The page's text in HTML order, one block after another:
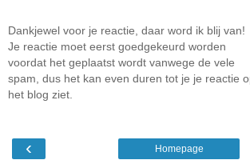
Dankjewel voor je reactie, daar word ik blij van!
Je reactie moet eerst goedgekeurd worden
voordat het geplaatst wordt vanwege de vele
spam, dus het kan even duren tot je je reactie
het blog ziet.
‹ Homepage